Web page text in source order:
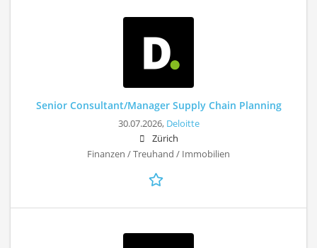
Senior Consultant/Manager Supply Chain Planning
30.07.2026, Deloitte
Zürich
Finanzen / Treuhand / Immobilien